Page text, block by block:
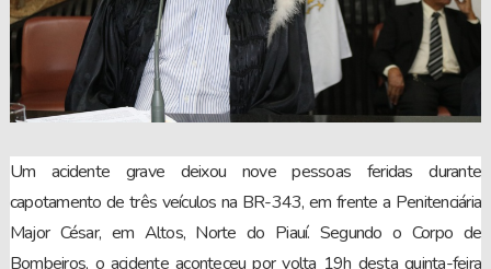
Um acidente grave deixou nove pessoas feridas durante
capotamento de três veículos na BR-343, em frente a Penitenciária
Major César, em Altos, Norte do Piauí. Segundo o Corpo de
Bombeiros, o acidente aconteceu por volta 19h desta quinta-feira